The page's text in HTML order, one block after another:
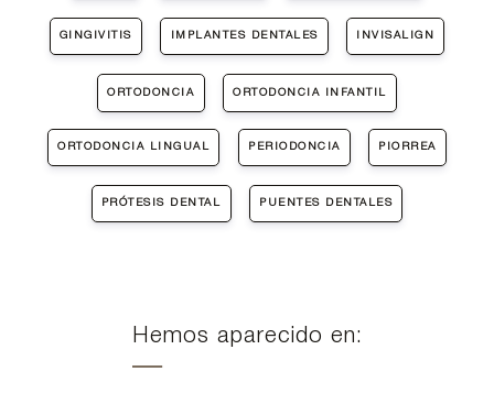
GINGIVITIS IMPLANTES DENTALES INVISALIGN
ORTODONCIA ORTODONCIA INFANTIL
ORTODONCIA LINGUAL PERIODONCIA PIORREA
PRÓTESIS DENTAL PUENTES DENTALES
Hemos aparecido en: